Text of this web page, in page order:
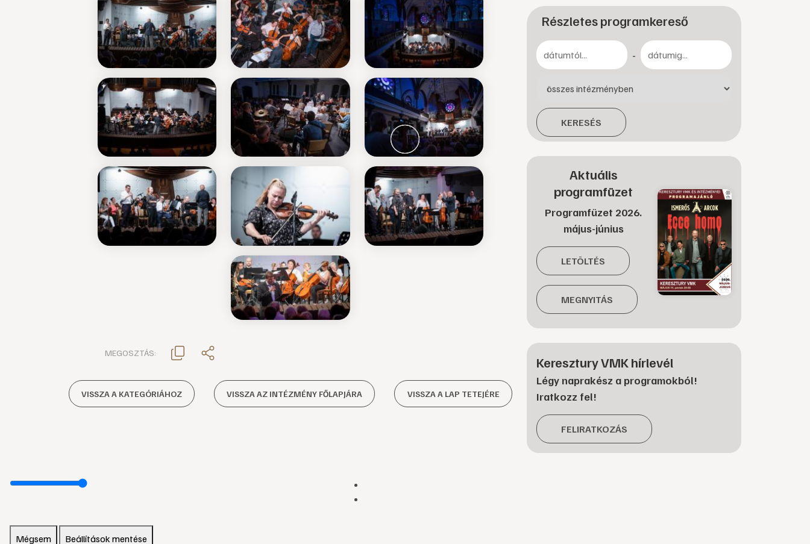
MEGOSZTÁS:
VISSZA A KATEGÓRIÁHOZ VISSZA AZ INTÉZMÉNY FŐLAPJÁRA VISSZA A LAP TETEJÉRE
Részletes programkereső
-
KERESÉS
Aktuális
programfüzet
Programfüzet 2026.
május-június
LETÖLTÉS
MEGNYITÁS
Keresztury VMK hírlevél
Légy naprakész a programokból!
Iratkozz fel!
FELIRATKOZÁS
Mégsem Beállítások mentése